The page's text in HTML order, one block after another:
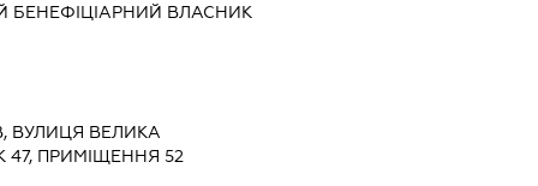
БЕНЕФІЦІАРНИЙ ВЛАСНИК
ВУЛИЦЯ ВЕЛИКА
ПРИМІЩЕННЯ 52